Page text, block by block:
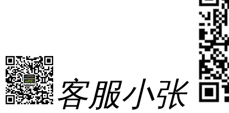
客服小张